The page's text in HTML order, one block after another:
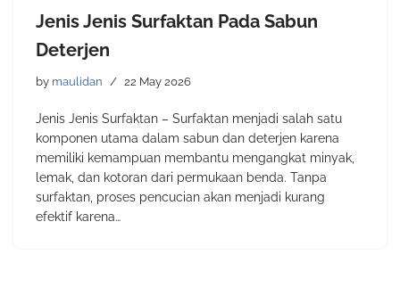
Jenis Jenis Surfaktan Pada Sabun
Deterjen
by maulidan 22 May 2026
Jenis Jenis Surfaktan – Surfaktan menjadi salah satu
komponen utama dalam sabun dan deterjen karena
memiliki kemampuan membantu mengangkat minyak,
lemak, dan kotoran dari permukaan benda. Tanpa
surfaktan, proses pencucian akan menjadi kurang
efektif karena…